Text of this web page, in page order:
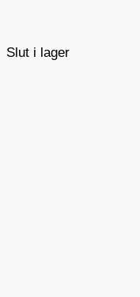
Slut i lager